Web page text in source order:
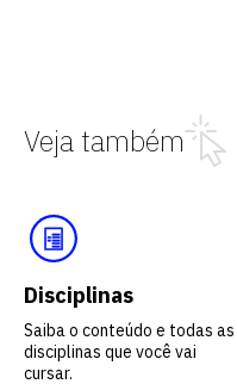
Veja também
Disciplinas
Saiba o conteúdo e todas as
disciplinas que você vai
cursar.